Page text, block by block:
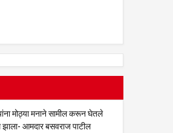
मोठ्या मनाने सामील करून घेतले
झाला- आमदार बसवराज पाटील